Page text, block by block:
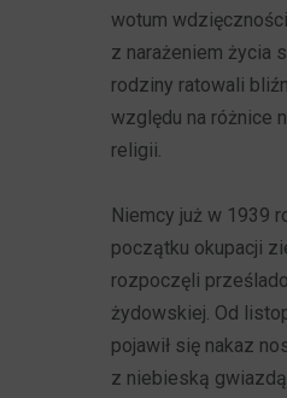
wotum
z narażeniem życia
rodziny ratowali
względu na różnice
religii.
Niemcy już w 1939
początku okupacji
rozpoczęli
żydowskiej. Od
pojawił się nakaz
z niebieską